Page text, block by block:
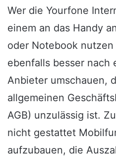
Wer die Yourfone
einem an das Handy
oder Notebook
ebenfalls besser nach
Anbieter umschauen,
allgemeinen
AGB) unzulässig ist.
nicht gestattet
aufzubauen, die